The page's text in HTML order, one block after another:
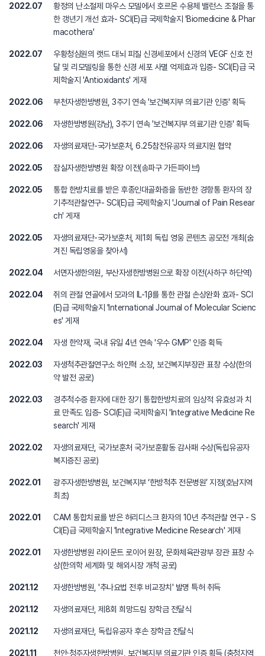
2022.07
황정의 난소절제 마우스 모델에서 호르몬 수용체 밸런스 조절을 통
한 갱년기 개선 효과- SCI(E)급 국제학술지 'Biomedicine & Phar
macothera'
2022.07
우황청심원의 랫드 대뇌 피질 신경세포에서 신경의 VEGF 신호 전
달 및 리모델링을 통한 신경 세포 사멸 억제효과 입증- SCI(E)급 국
제학술지 'Antioxidants' 게재
2022.06 부천자생한방병원, 3주기 연속 '보건복지부 의료기관 인증' 획득
2022.06 자생한방병원(강남), 3주기 연속 '보건복지부 의료기관 인증' 획득
2022.06 자생의료재단-국가보훈처, 6.25참전유공자 의료지원 협약
2022.05 잠실자생한방병원 확장 이전(송파구 가든파이브)
2022.05
통합 한방치료를 받은 후종인대골화증을 동반한 경항통 환자의 장
기추적관찰연구- SCI(E)급 국제학술지 'Journal of Pain Resear
ch' 게재
2022.05
자생의료재단-국가보훈처, 제1회 독립 영웅 콘텐츠 공모전 개최(숨
겨진 독립영웅을 찾아서)
2022.04 서면자생한의원, 부산자생한방병원으로 확장 이전(사하구 하단역)
2022.04
쥐의 관절 연골에서 모과의 IL-1β를 통한 관절 손상완화 효과- SCI
(E)급 국제학술지 'International Journal of Molecular Scienc
es' 게재
2022.04 자생 한약재, 국내 유일 4년 연속 '우수 GMP' 인증 획득
2022.03
자생척추관절연구소 하인혁 소장, 보건복지부장관 표창 수상(한의
약 발전 공로)
2022.03
경추척수증 환자에 대한 장기 통합한방치료의 임상적 유효성과 치
료 만족도 입증- SCI(E)급 국제학술지 'Integrative Medicine Re
search' 게재
2022.02
자생의료재단, 국가보훈처 국가보훈활동 감사패 수상(독립유공자
복지증진 공로)
2022.01
광주자생한방병원, 보건복지부 ‘한방척추 전문병원’ 지정(호남지역
최초)
2022.01
CAM 통합치료를 받은 허리디스크 환자의 10년 추적관찰 연구 - S
CI(E)급 국제학술지 'Integrative Medicine Research' 게재
2022.01
자생한방병원 라이문트 로이어 원장, 문화체육관광부 장관 표창 수
상(한의학 세계화 및 해외시장 개척 공로)
2021.12 자생한방병원, '추나요법 전후 비교장치' 발명 특허 취득
2021.12 자생의료재단, 제8회 희망드림 장학금 전달식
2021.12 자생의료재단, 독립유공자 후손 장학금 전달식
2021.11 천안·청주자생한방병원, 보건복지부 의료기관 인증 획득 (충청지역